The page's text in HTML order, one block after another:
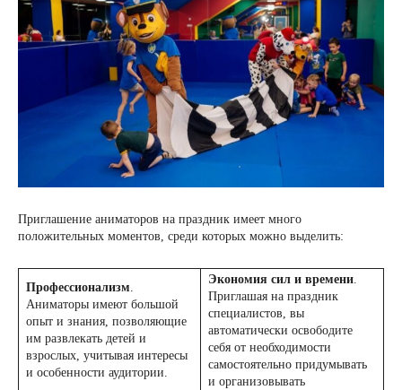
Приглашение аниматоров на праздник имеет много
положительных моментов, среди которых можно выделить:
Профессионализм.
Аниматоры имеют большой
опыт и знания, позволяющие
им развлекать детей и
взрослых, учитывая интересы
и особенности аудитории.
Экономия сил и времени.
Приглашая на праздник
специалистов, вы
автоматически освободите
себя от необходимости
самостоятельно придумывать
и организовывать